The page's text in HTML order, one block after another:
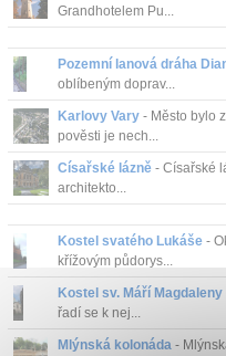
Grandhotelem Pu...
Pozemní lanová dráha
oblíbeným doprav...
Karlovy Vary - Město bylo
pověsti je nech...
Císařské lázně - Císařské
architekto...
Kostel svatého Lukáše -
křížovým půdorys...
Kostel sv. Máří Magdaleny
řadí se k nej...
Mlýnská kolonáda -